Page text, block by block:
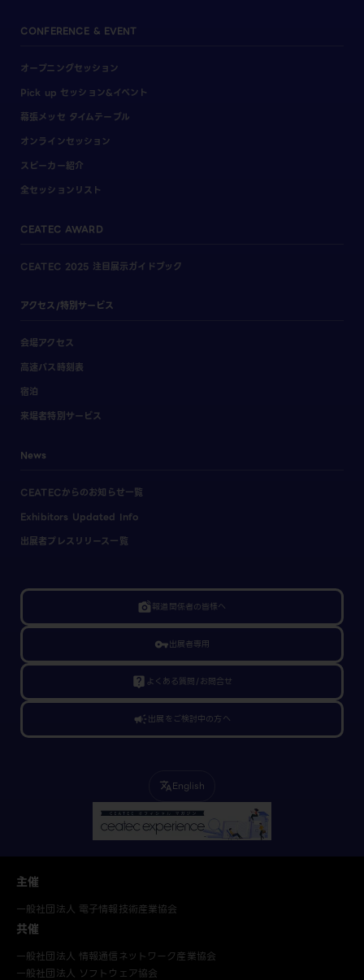
CONFERENCE & EVENT
オープニングセッション
Pick up セッション&イベント
幕張メッセ タイムテーブル
オンラインセッション
スピーカー紹介
全セッションリスト
CEATEC AWARD
CEATEC 2025 注目展示ガイドブック
アクセス/特別サービス
会場アクセス
高速バス時刻表
宿泊
来場者特別サービス
News
CEATECからのお知らせ一覧
Exhibitors Updated Info
出展者プレスリリース一覧
linked_camera報道関係者の皆様へ
vpn_key出展者専用
live_help よくある質問/お問合せ
campaign出展をご検討中の方へ
translateEnglish
主催
一般社団法人 電子情報技術産業協会
共催
一般社団法人 情報通信ネットワーク産業協会
一般社団法人 ソフトウェア協会